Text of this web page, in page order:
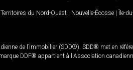
Territoires du Nord-Ouest | Nouvelle-Écosse | Île-
de l’immobilier (SDD®). SDD® met en
DDF® appartient à l'Association